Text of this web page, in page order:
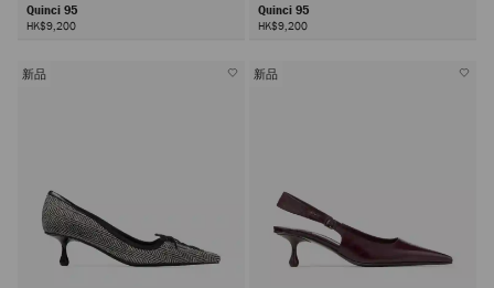
Quinci 95
HK$9,200
Quinci 95
HK$9,200
新品 新品